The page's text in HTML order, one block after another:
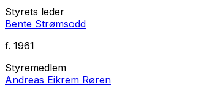
Styrets leder
Bente Strømsodd
f. 1961
Styremedlem
Andreas Eikrem Røren